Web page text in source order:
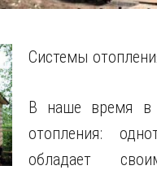
Системы
В наше время в
отопления:
обладает